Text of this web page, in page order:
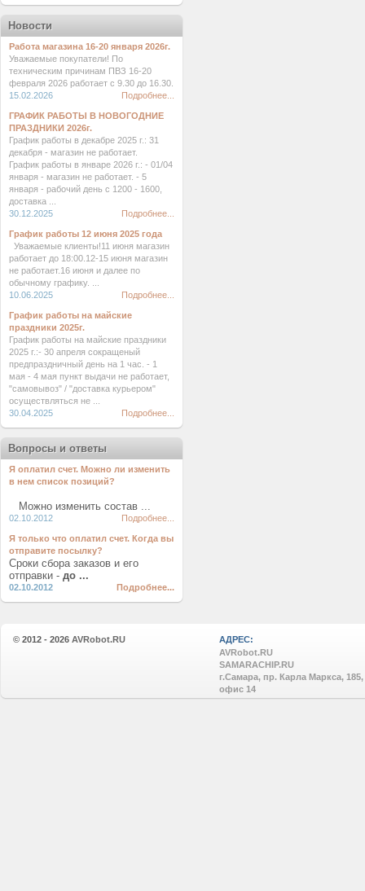
Новости
Работа магазина 16-20 января 2026г.
Уважаемые покупатели! По
техническим причинам ПВЗ 16-20
февраля 2026 работает с 9.30 до 16.30.
15.02.2026
Подробнее...
ГРАФИК РАБОТЫ В НОВОГОДНИЕ
ПРАЗДНИКИ 2026г.
График работы в декабре 2025 г.: 31
декабря - магазин не работает.
График работы в январе 2026 г.: - 01/04
января - магазин не работает. - 5
января - рабочий день с 1200 - 1600,
доставка ...
30.12.2025
Подробнее...
График работы 12 июня 2025 года
Уважаемые клиенты!11 июня магазин
работает до 18:00.12-15 июня магазин
не работает.16 июня и далее по
обычному графику. ...
10.06.2025
Подробнее...
График работы на майские
праздники 2025г.
График работы на майские праздники
2025 г.:- 30 апреля сокращеный
предпраздничный день на 1 час. - 1
мая - 4 мая пункт выдачи не работает,
"самовывоз" / "доставка курьером"
осуществляться не ...
30.04.2025
Подробнее...
Вопросы и ответы
Я оплатил счет. Можно ли изменить
в нем список позиций?
Можно изменить состав ...
02.10.2012 Подробнее...
Я только что оплатил счет. Когда вы
отправите посылку?
Сроки сбора заказов и его
отправки - до ...
02.10.2012 Подробнее...
© 2012 - 2026 AVRobot.RU
АДРЕС:
AVRobot.RU
SAMARACHIP.RU
г.Самара, пр. Карла Маркса, 185,
офис 14